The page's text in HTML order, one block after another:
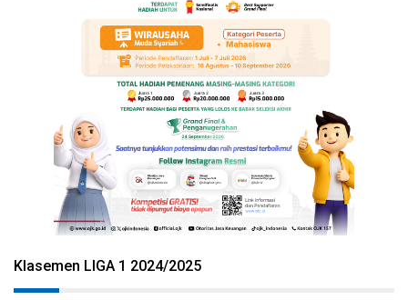
Klasemen LIGA 1 2024/2025